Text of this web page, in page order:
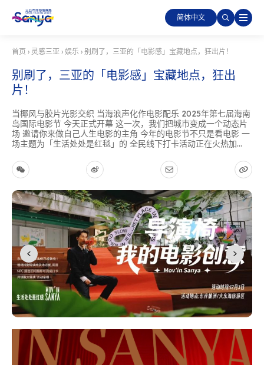
简体中文
首页 › 灵感三亚 › 娱乐 › 别刷了，三亚的「电影感」宝藏地点，狂出片！
别刷了，三亚的「电影感」宝藏地点，狂出
片！
当椰风与胶片光影交织 当海浪声化作电影配乐 2025年第七届海南
岛国际电影节 今天正式开幕 这一次，我们把城市变成一个动态片
场 邀请你来做自己人生电影的主角 今年的电影节不只是看电影 一
场主题为「生活处处是红毯」的 全民线下打卡活动正在火热加...